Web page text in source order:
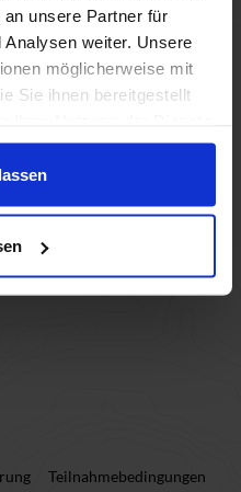
unsere Partner für
weiter. Unsere
möglicherweise mit
Sie ihnen bereitgestellt
Teilnahmebedingungen